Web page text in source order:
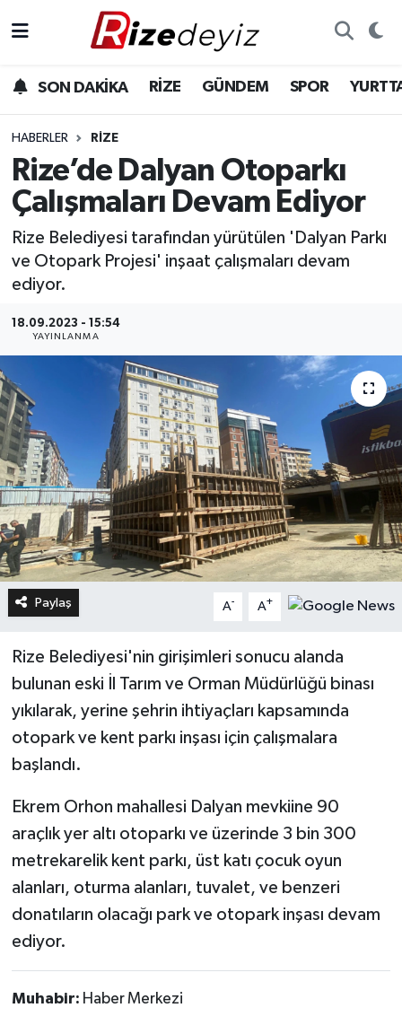
SON DAKİKA RİZE GÜNDEM SPOR
HABERLER RIZE
Rize’de Dalyan Otoparkı
Çalışmaları Devam Ediyor
Rize Belediyesi tarafından yürütülen 'Dalyan Parkı
ve Otopark Projesi' inşaat çalışmaları devam
ediyor.
18.09.2023 - 15:54
YAYINLANMA
Paylaş A- A+
Rize Belediyesi'nin girişimleri sonucu alanda
bulunan eski İl Tarım ve Orman Müdürlüğü binası
yıkılarak, yerine şehrin ihtiyaçları kapsamında
otopark ve kent parkı inşası için çalışmalara
başlandı.
Ekrem Orhon mahallesi Dalyan mevkiine 90
araçlık yer altı otoparkı ve üzerinde 3 bin 300
metrekarelik kent parkı, üst katı çocuk oyun
alanları, oturma alanları, tuvalet, ve benzeri
donatıların olacağı park ve otopark inşası devam
ediyor.
Muhabir: Haber Merkezi
Gündem
Yurttan Haberler
Ekonomi
Teknoloji
Rize Hava Durumu
Rize Trafik Yoğunluk Haritası
Süper Lig Puan Durumu ve Fikstür
Tüm Manşetler
Haber Arşivi